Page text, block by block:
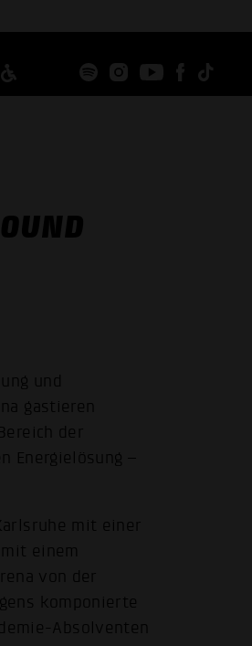
und
gastieren
der
Energielösung –
mit einer
mit einem
von der
komponierte
Absolventen